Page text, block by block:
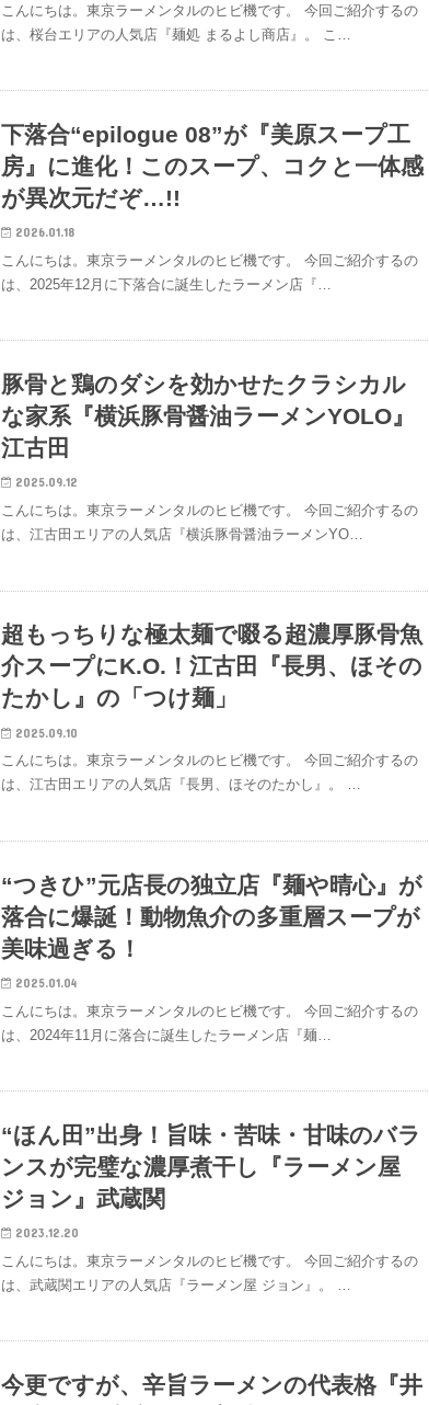
こんにちは。東京ラーメンタルのヒビ機です。 今回ご紹介するの
は、桜台エリアの人気店『麺処 まるよし商店』。 こ…
下落合“epilogue 08”が『美原スープ工
房』に進化！このスープ、コクと一体感
が異次元だぞ…!!
2026.01.18
こんにちは。東京ラーメンタルのヒビ機です。 今回ご紹介するの
は、2025年12月に下落合に誕生したラーメン店『…
豚骨と鶏のダシを効かせたクラシカル
な家系『横浜豚骨醤油ラーメンYOLO』
江古田
2025.09.12
こんにちは。東京ラーメンタルのヒビ機です。 今回ご紹介するの
は、江古田エリアの人気店『横浜豚骨醤油ラーメンYO…
超もっちりな極太麺で啜る超濃厚豚骨魚
介スープにK.O.！江古田『長男、ほその
たかし』の「つけ麺」
2025.09.10
こんにちは。東京ラーメンタルのヒビ機です。 今回ご紹介するの
は、江古田エリアの人気店『長男、ほそのたかし』。 …
“つきひ”元店長の独立店『麺や晴心』が
落合に爆誕！動物魚介の多重層スープが
美味過ぎる！
2025.01.04
こんにちは。東京ラーメンタルのヒビ機です。 今回ご紹介するの
は、2024年11月に落合に誕生したラーメン店『麺…
“ほん田”出身！旨味・苦味・甘味のバラ
ンスが完璧な濃厚煮干し『ラーメン屋
ジョン』武蔵関
2023.12.20
こんにちは。東京ラーメンタルのヒビ機です。 今回ご紹介するの
は、武蔵関エリアの人気店『ラーメン屋 ジョン』。 …
今更ですが、辛旨ラーメンの代表格『井